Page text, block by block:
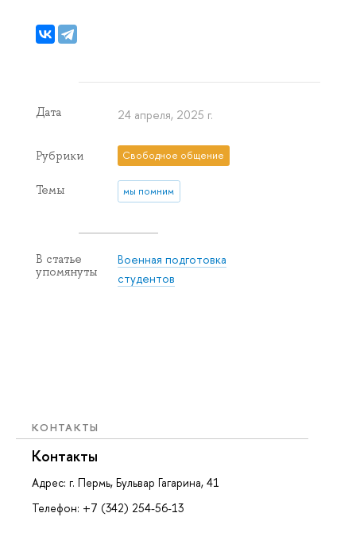
КОНТАКТЫ
Контакты
Адрес: г. Пермь, Бульвар Гагарина, 41
Телефон: +7 (342) 254-56-13
Дата 24 апреля, 2025 г.
Рубрики Свободное общение
Темы мы помним
В статье
упомянуты
Военная подготовка
студентов